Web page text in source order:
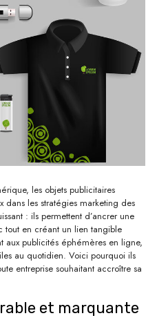
les objets publicitaires
dans les stratégies marketing des
: ils permettent d’ancrer une
tout en créant un lien tangible
aux publicités éphémères en ligne,
au quotidien. Voici pourquoi ils
entreprise souhaitant accroître sa
et marquante